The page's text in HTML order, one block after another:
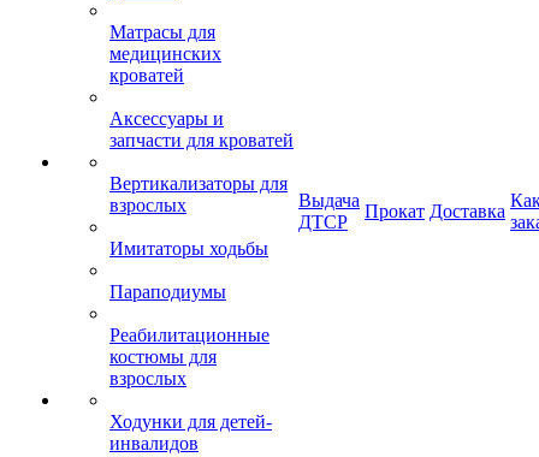
Матрасы для
медицинских
кроватей
Аксессуары и
запчасти для кроватей
Вертикализаторы для
взрослых
Имитаторы ходьбы
Параподиумы
Реабилитационные
костюмы для
взрослых
Ходунки для детей-
инвалидов
Выдача
ДТСР
Прокат Доставка